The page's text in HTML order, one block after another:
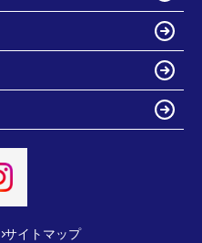
サイトマップ